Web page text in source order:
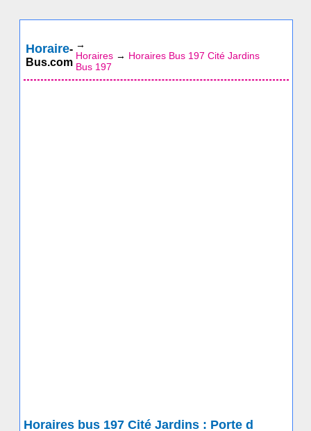
Horaire-
Bus.com
→
Horaires
Bus 197
→ Horaires Bus 197 Cité Jardins
Horaires bus 197 Cité Jardins : Porte d